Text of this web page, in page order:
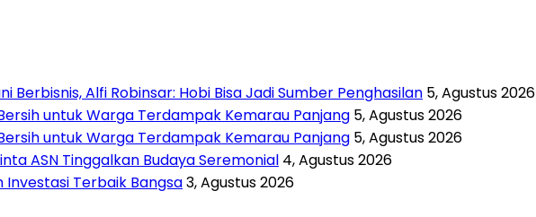
Berbisnis, Alfi Robinsar: Hobi Bisa Jadi Sumber Penghasilan 5, Agustus 2026
untuk Warga Terdampak Kemarau Panjang 5, Agustus 2026
untuk Warga Terdampak Kemarau Panjang 5, Agustus 2026
ASN Tinggalkan Budaya Seremonial 4, Agustus 2026
Investasi Terbaik Bangsa3, Agustus 2026